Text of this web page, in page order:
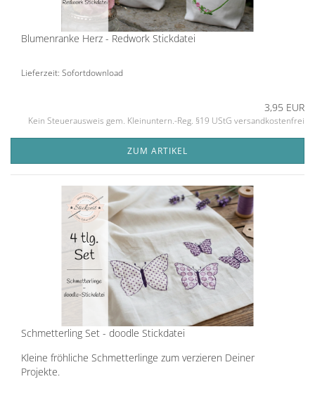
Blumenranke Herz - Redwork Stickdatei
Lieferzeit: Sofortdownload
3,95 EUR
Kein Steuerausweis gem. Kleinuntern.-Reg. §19 UStG versandkostenfrei
ZUM ARTIKEL
Schmetterling Set - doodle Stickdatei
Kleine fröhliche Schmetterlinge zum verzieren Deiner
Projekte.